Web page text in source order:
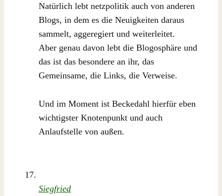
Natürlich lebt netzpolitik auch von anderen
Blogs, in dem es die Neuigkeiten daraus
sammelt, aggeregiert und weiterleitet.
Aber genau davon lebt die Blogosphäre und
das ist das besondere an ihr, das
Gemeinsame, die Links, die Verweise.
Und im Moment ist Beckedahl hierfür eben
wichtigster Knotenpunkt und auch
Anlaufstelle von außen.
Siegfried